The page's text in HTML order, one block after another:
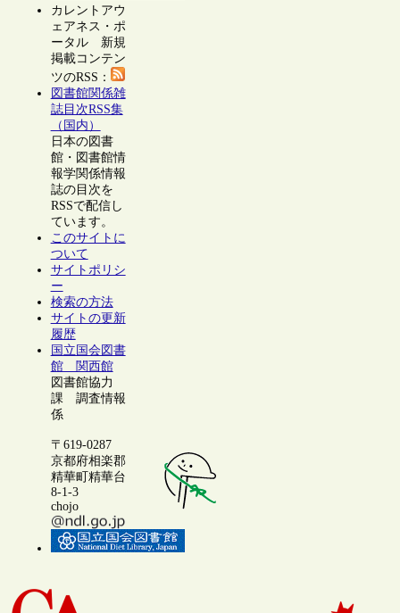
カレントアウ
ェアネス・ポ
ータル 新規
掲載コンテン
ツのRSS：
図書館関係雑
誌目次RSS集
（国内）
日本の図書
館・図書館情
報学関係情報
誌の目次を
RSSで配信し
ています。
このサイトに
ついて
サイトポリシ
ー
検索の方法
サイトの更新
履歴
国立国会図書
館 関西館
図書館協力
課 調査情報
係
〒619-0287
京都府相楽郡
精華町精華台
8-1-3
chojo